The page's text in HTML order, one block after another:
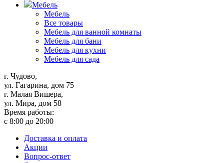
Мебель
Мебель
Все товары
Мебель для ванной комнаты
Мебель для бани
Мебель для кухни
Мебель для сада
г. Чудово,
ул. Гагарина, дом 75
г. Малая Вишера,
ул. Мира, дом 58
Время работы:
с 8:00 до 20:00
Доставка и оплата
Акции
Вопрос-ответ